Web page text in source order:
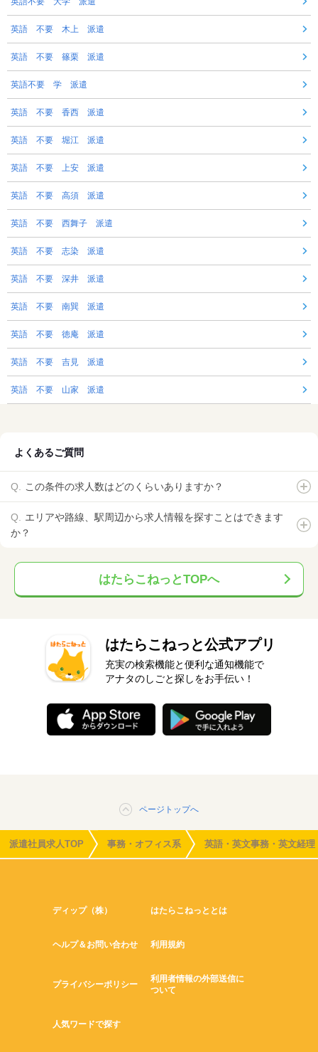
英語 不要 木上 派遣
英語 不要 篠栗 派遣
英語不要 学 派遣
英語 不要 香西 派遣
英語 不要 堀江 派遣
英語 不要 上安 派遣
英語 不要 高須 派遣
英語 不要 西舞子 派遣
英語 不要 志染 派遣
英語 不要 深井 派遣
英語 不要 南巽 派遣
英語 不要 徳庵 派遣
英語 不要 吉見 派遣
英語 不要 山家 派遣
よくあるご質問
この条件の求人数はどのくらいありますか？
エリアや路線、駅周辺から求人情報を探すことはできます
か？
はたらこねっとTOPへ
はたらこねっと公式アプリ
充実の検索機能と便利な通知機能で
アナタのしごと探しをお手伝い！
ページトップへ
派遣社員求人TOP 事務・オフィス系 英語・英文事務・英文経理
ディップ（株） はたらこねっととは
ヘルプ＆お問い合わせ 利用規約
プライバシーポリシー
利用者情報の外部送信に
ついて
人気ワードで探す